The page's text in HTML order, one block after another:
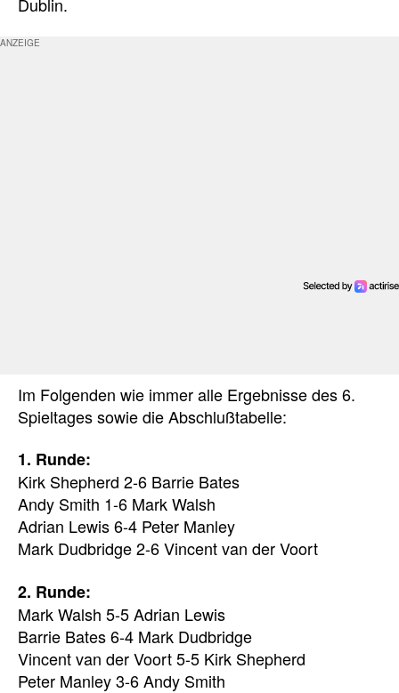
Im Folgenden wie immer alle Ergebnisse des 6.
Spieltages sowie die Abschlußtabelle:
1. Runde:
Kirk Shepherd 2-6 Barrie Bates
Andy Smith 1-6 Mark Walsh
Adrian Lewis 6-4 Peter Manley
Mark Dudbridge 2-6 Vincent van der Voort
2. Runde:
Mark Walsh 5-5 Adrian Lewis
Barrie Bates 6-4 Mark Dudbridge
Vincent van der Voort 5-5 Kirk Shepherd
Peter Manley 3-6 Andy Smith